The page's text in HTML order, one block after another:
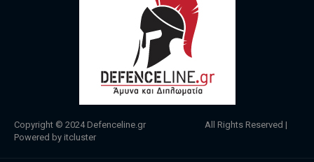
Copyright © 2024 Defenceline.gr All Rights Reserved |
Powered by itcluster